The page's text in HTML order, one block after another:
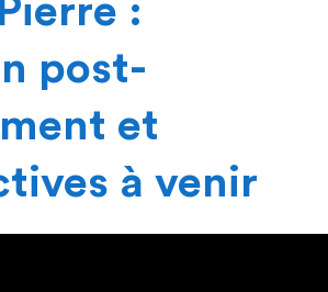
:
post-
et
à venir